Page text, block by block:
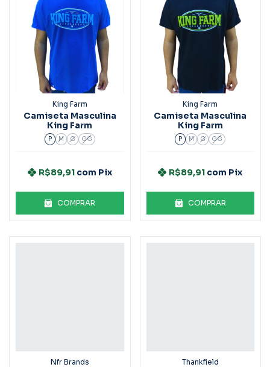
King Farm
Camiseta Masculina
King Farm
P M G GG
R$89,91 com Pix
COMPRAR
King Farm
Camiseta Masculina
King Farm
P M G GG
R$89,91 com Pix
COMPRAR
Nfr Brands Thankfield